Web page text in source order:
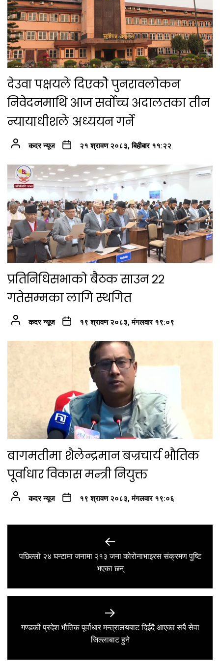
देउवा पक्षयले दिएकोे पुनरावलोकन
निवेदनमाथि आज सर्वोच्च अदालतका तीन
न्यायाधीशले अध्ययन गर्ने
कदर न्यूज २१ श्रावण २०८३, बिहीबार ११:२२
प्रतिनिधिसभाको बैठक साउन २२
गतेसम्मका लागि स्थगित
कदर न्यूज १९ श्रावण २०८३, मंगलवार १९:०९
बागमतीमा शैलेन्द्रमान बज्रचार्य भौतिक
पूर्वाधार विकास मन्त्री नियुक्त
कदर न्यूज १९ श्रावण २०८३, मंगलवार १९:०६
navigation
Previous
post:
पछिल्लो २४ घन्टामा जनामा २१३ जना कोरोनाभाइरस संक्रमण पुष्टि
भएका छन्
Next
post:
गण्डकी प्रदेश भौतिक पूर्वाधार मन्त्रालयबाट दिईदै आएका सबै सेवा
जिल्लाबाट हुने